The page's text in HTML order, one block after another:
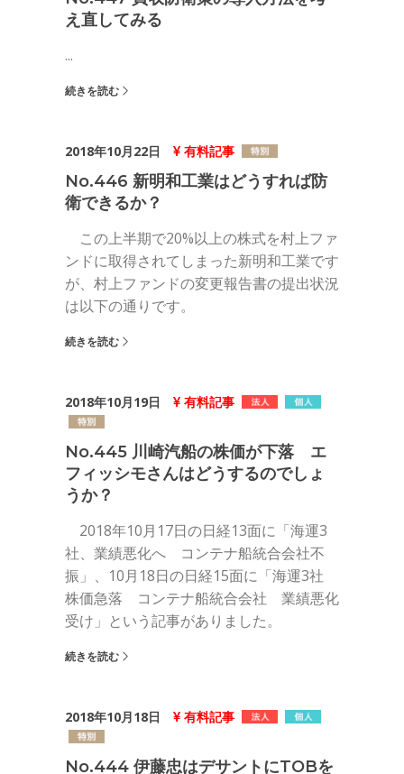
え直してみる
...
続きを読む
2018年10月22日 有料記事
No.446 新明和工業はどうすれば防
衛できるか？
この上半期で20%以上の株式を村上ファ
ンドに取得されてしまった新明和工業です
が、村上ファンドの変更報告書の提出状況
は以下の通りです。
続きを読む
2018年10月19日 有料記事
No.445 川崎汽船の株価が下落 エ
フィッシモさんはどうするのでしょ
うか？
2018年10月17日の日経13面に「海運3
社、業績悪化へ コンテナ船統合会社不
振」、10月18日の日経15面に「海運3社
株価急落 コンテナ船統合会社 業績悪化
受け」という記事がありました。
続きを読む
2018年10月18日 有料記事
No.444 伊藤忠はデサントにTOBを